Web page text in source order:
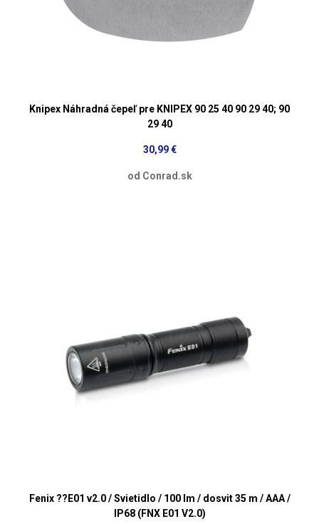
Knipex Náhradná čepeľ pre KNIPEX 90 25 40 90 29 40; 90
29 40
30,99 €
od Conrad.sk
Fenix ??E01 v2.0 / Svietidlo / 100 lm / dosvit 35 m / AAA /
IP68 (FNX E01 V2.0)